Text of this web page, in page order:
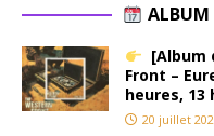
ALBUM
[Album
Front –
heures, 13
20 juillet